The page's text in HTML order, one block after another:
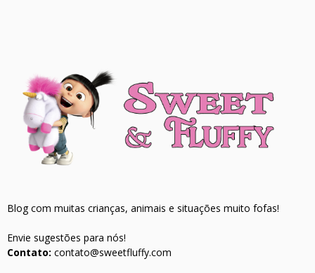
Blog com muitas crianças, animais e situações muito fofas!
Envie sugestões para nós!
Contato: contato@sweetfluffy.com